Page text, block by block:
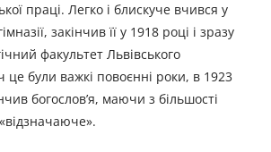
праці. Легко і блискуче вчився у
закінчив її у 1918 році і зразу
факультет Львівського
це були важкі повоєнні роки, в 1923
богослов’я, маючи з більшості